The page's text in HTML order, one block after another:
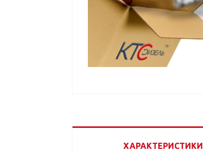
ХАРАКТЕРИСТИКИ